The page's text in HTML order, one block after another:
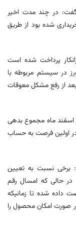
گفت: در چند مدت اخیر
شده بود از طریق
پرداخت شده است
در سیستم مربوطه با
از رفع مشکل معوقات
اسفند ماه مجموع بدهی
در اولین فرصت به حساب
برخی نسبت به تعیین
در حالی که امسال رقم
داده شده تا زمانیکه
صورت امکان محصول را